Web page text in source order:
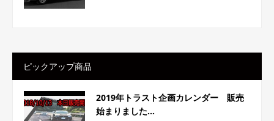
ピックアップ商品
2019年トラスト企画カレンダー 販売
始まりました...